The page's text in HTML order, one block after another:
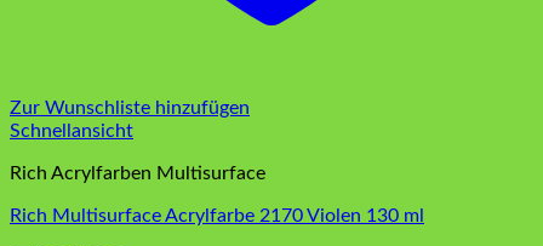
Zur Wunschliste hinzufügen
Schnellansicht
Rich Acrylfarben Multisurface
Rich Multisurface Acrylfarbe 2170 Violen 130 ml